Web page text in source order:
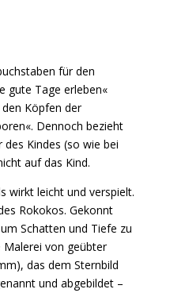
für den
gute Tage erleben«
Köpfen der
Dennoch bezieht
Kindes (so wie bei
auf das Kind.
wirkt leicht und verspielt.
Rokokos. Gekonnt
Schatten und Tiefe zu
Malerei von geübter
das dem Sternbild
und abgebildet –